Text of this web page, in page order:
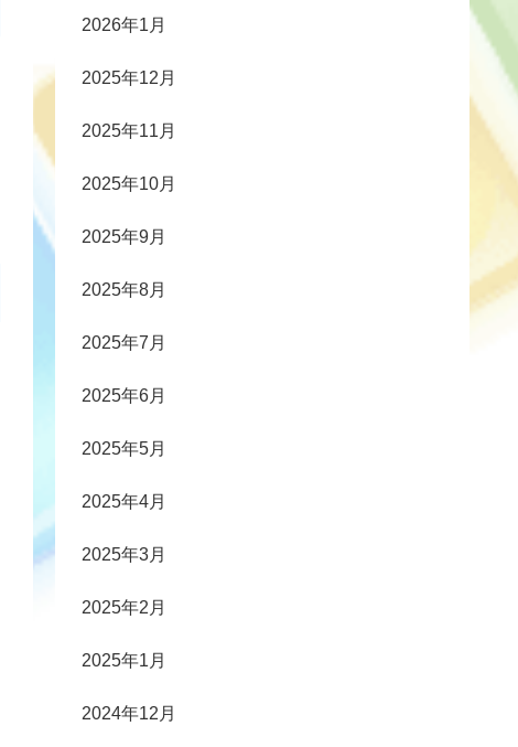
2026年1月
2025年12月
2025年11月
2025年10月
2025年9月
2025年8月
2025年7月
2025年6月
2025年5月
2025年4月
2025年3月
2025年2月
2025年1月
2024年12月